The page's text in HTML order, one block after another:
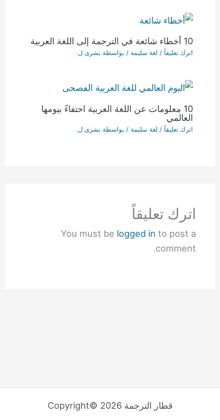
10 أخطاء شائعة في الترجمة إلى اللغة العربية
اترك تعليقاً / لغة سليمة / بواسطة بشرى ل.
10 معلومات عن اللغة العربية احتفاءً بيومها
العالمي
اترك تعليقاً / لغة سليمة / بواسطة بشرى ل.
اترك تعليقاً
You must be logged in to post a
comment.
قطار الترجمة Copyright© 2026